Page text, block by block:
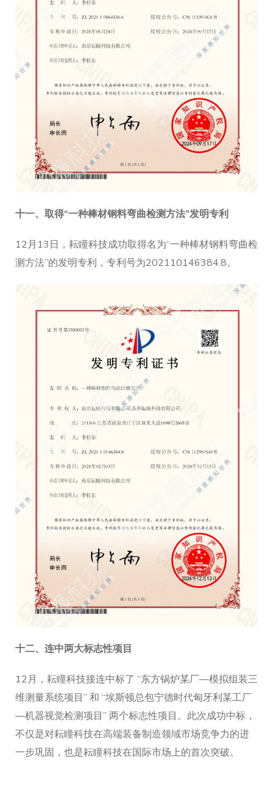
十一、取得“一种棒材钢料弯曲检测方法”发明专利
12月13日，耘瞳科技成功取得名为“一种棒材钢料弯曲检
测方法”的发明专利，专利号为202110146384.8。
十二、 连中两大标志性项目
12月，耘瞳科技接连中标了 “东方锅炉某厂—模拟组装三
维测量系统项目” 和 “埃斯顿总包宁德时代匈牙利某工厂
—机器视觉检测项目” 两个标志性项目。此次成功中标，
不仅是对耘瞳科技在高端装备制造领域市场竞争力的进
一步巩固，也是耘瞳科技在国际市场上的首次突破。